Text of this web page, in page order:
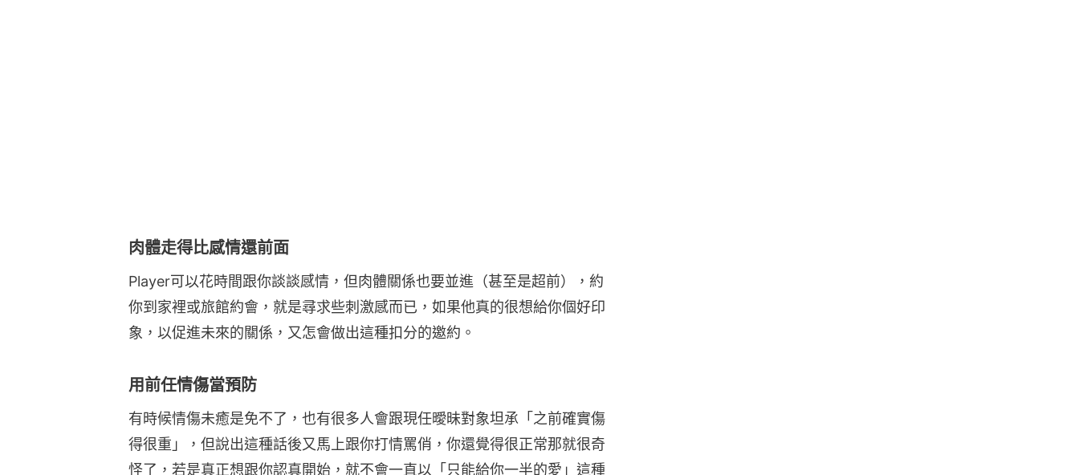
肉體走得比感情還前面
Player可以花時間跟你談談感情，但肉體關係也要並進（甚至是超前），約
你到家裡或旅館約會，就是尋求些刺激感而已，如果他真的很想給你個好印
象，以促進未來的關係，又怎會做出這種扣分的邀約。
用前任情傷當預防
有時候情傷未癒是免不了，也有很多人會跟現任曖昧對象坦承「之前確實傷
得很重」，但說出這種話後又馬上跟你打情罵俏，你還覺得很正常那就很奇
怪了，若是真正想跟你認真開始，就不會一直以「只能給你一半的愛」這種